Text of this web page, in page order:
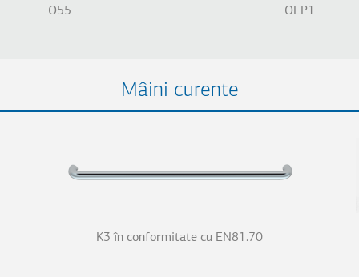
O55 OLP1
Mâini curente
K3 în conformitate cu EN81.70